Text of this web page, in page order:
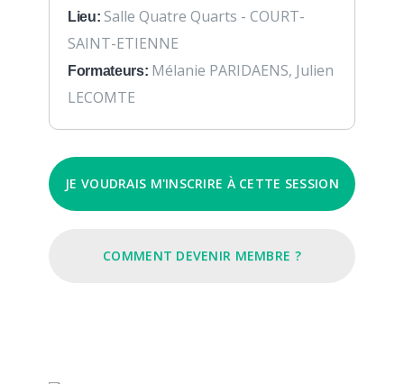
Lieu: Salle Quatre Quarts - COURT-
SAINT-ETIENNE
Formateurs: Mélanie PARIDAENS, Julien
LECOMTE
JE VOUDRAIS M'INSCRIRE À CETTE SESSION
COMMENT DEVENIR MEMBRE ?